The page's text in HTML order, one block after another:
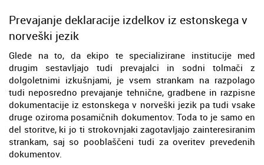
Prevajanje deklaracije izdelkov iz estonskega v
norveški jezik
Glede na to, da ekipo te specializirane institucije med
drugim sestavljajo tudi prevajalci in sodni tolmači z
dolgoletnimi izkušnjami, je vsem strankam na razpolago
tudi neposredno prevajanje tehnične, gradbene in razpisne
dokumentacije iz estonskega v norveški jezik pa tudi vsake
druge oziroma posamičnih dokumentov. Toda to je samo en
del storitve, ki jo ti strokovnjaki zagotavljajo zainteresiranim
strankam, saj so pooblaščeni tudi za overitev prevedenih
dokumentov.